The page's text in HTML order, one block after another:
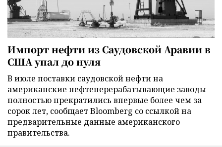
Импорт нефти из Саудовской Аравии в
США упал до нуля
В июле поставки саудовской нефти на
американские нефтеперерабатывающие заводы
полностью прекратились впервые более чем за
сорок лет, сообщает Bloomberg со ссылкой на
предварительные данные американского
правительства.